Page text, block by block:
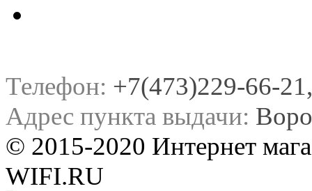
Телефон: +7(473)229-66-
Адрес пункта выдачи:
© 2015-2020 Интернет
WIFI.RU